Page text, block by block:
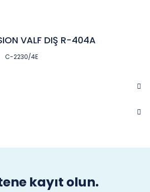
VALF DIŞ R-404A
C-2230/4E
kayıt olun.